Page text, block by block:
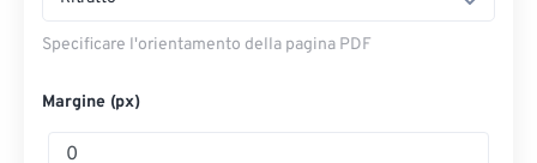
Specificare l'orientamento della pagina PDF
Margine (px)